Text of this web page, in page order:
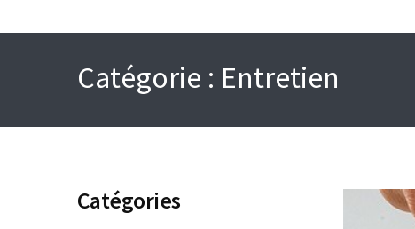
Catégorie : Entretien
Catégories